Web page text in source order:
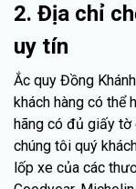
2. Địa chỉ
uy tín
Ắc quy Đồng
khách hàng có thể
hãng có đủ giấy
chúng tôi quý
lốp xe của các